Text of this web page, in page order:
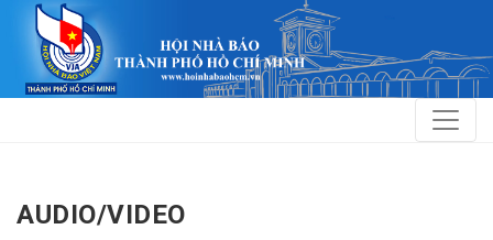
AUDIO/VIDEO